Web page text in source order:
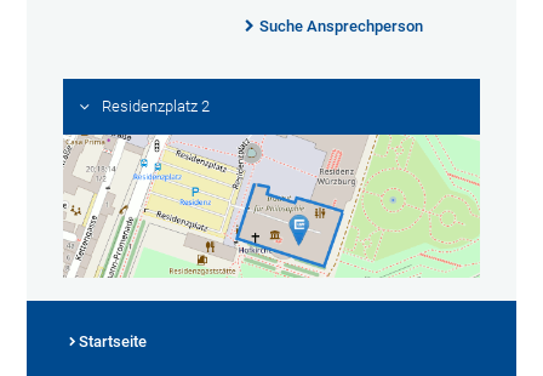
Suche Ansprechperson
Residenzplatz 2
Startseite